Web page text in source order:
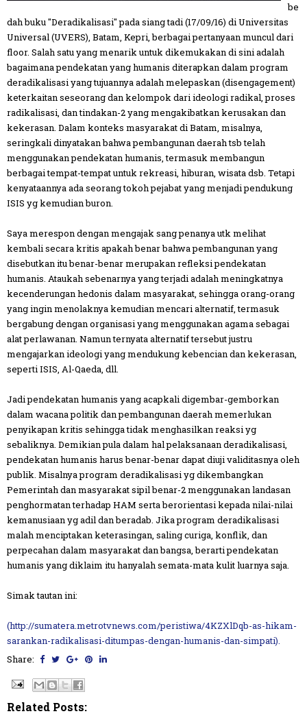
be
dah buku "Deradikalisasi" pada siang tadi (17/09/16) di Universitas
Universal (UVERS), Batam, Kepri, berbagai pertanyaan muncul dari
floor. Salah satu yang menarik untuk dikemukakan di sini adalah
bagaimana pendekatan yang humanis diterapkan dalam program
deradikalisasi yang tujuannya adalah melepaskan (disengagement)
keterkaitan seseorang dan kelompok dari ideologi radikal, proses
radikalisasi, dan tindakan-2 yang mengakibatkan kerusakan dan
kekerasan. Dalam konteks masyarakat di Batam, misalnya,
seringkali dinyatakan bahwa pembangunan daerah tsb telah
menggunakan pendekatan humanis, termasuk membangun
berbagai tempat-tempat untuk rekreasi, hiburan, wisata dsb. Tetapi
kenyataannya ada seorang tokoh pejabat yang menjadi pendukung
ISIS yg kemudian buron.
Saya merespon dengan mengajak sang penanya utk melihat
kembali secara kritis apakah benar bahwa pembangunan yang
disebutkan itu benar-benar merupakan refleksi pendekatan
humanis. Ataukah sebenarnya yang terjadi adalah meningkatnya
kecenderungan hedonis dalam masyarakat, sehingga orang-orang
yang ingin menolaknya kemudian mencari alternatif, termasuk
bergabung dengan organisasi yang menggunakan agama sebagai
alat perlawanan. Namun ternyata alternatif tersebut justru
mengajarkan ideologi yang mendukung kebencian dan kekerasan,
seperti ISIS, Al-Qaeda, dll.
Jadi pendekatan humanis yang acapkali digembar-gemborkan
dalam wacana politik dan pembangunan daerah memerlukan
penyikapan kritis sehingga tidak menghasilkan reaksi yg
sebaliknya. Demikian pula dalam hal pelaksanaan deradikalisasi,
pendekatan humanis harus benar-benar dapat diuji validitasnya oleh
publik. Misalnya program deradikalisasi yg dikembangkan
Pemerintah dan masyarakat sipil benar-2 menggunakan landasan
penghormatan terhadap HAM serta berorientasi kepada nilai-nilai
kemanusiaan yg adil dan beradab. Jika program deradikalisasi
malah menciptakan keterasingan, saling curiga, konflik, dan
perpecahan dalam masyarakat dan bangsa, berarti pendekatan
humanis yang diklaim itu hanyalah semata-mata kulit luarnya saja.
Simak tautan ini:
(http://sumatera.metrotvnews.com/peristiwa/4KZXlDqb-as-hikam-
sarankan-radikalisasi-ditumpas-dengan-humanis-dan-simpati).
Share:
Related Posts: